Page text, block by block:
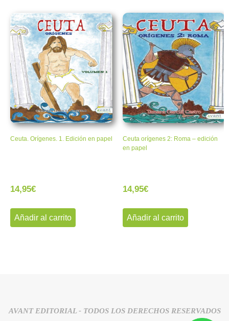
Ceuta. Orígenes. 1. Edición en papel
14,95€
Añadir al carrito
Ceuta orígenes 2: Roma – edición
en papel
14,95€
Añadir al carrito
AVANT EDITORIAL - TODOS LOS DERECHOS RESERVADOS